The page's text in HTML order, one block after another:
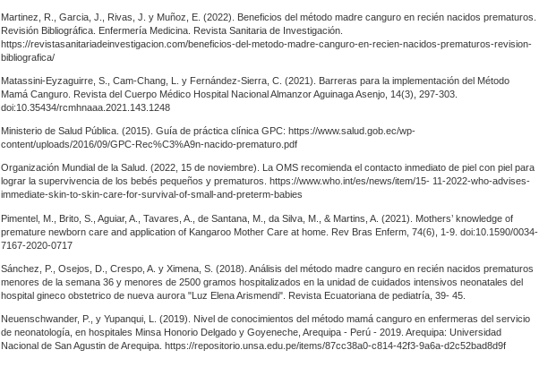
Martinez, R., Garcia, J., Rivas, J. y Muñoz, E. (2022). Beneficios del método madre canguro en recién nacidos prematuros.
Revisión Bibliográfica. Enfermería Medicina. Revista Sanitaria de Investigación.
https://revistasanitariadeinvestigacion.com/beneficios-del-metodo-madre-canguro-en-recien-nacidos-prematuros-revision-
bibliografica/
Matassini-Eyzaguirre, S., Cam-Chang, L. y Fernández-Sierra, C. (2021). Barreras para la implementación del Método
Mamá Canguro. Revista del Cuerpo Médico Hospital Nacional Almanzor Aguinaga Asenjo, 14(3), 297-303.
doi:10.35434/rcmhnaaa.2021.143.1248
Ministerio de Salud Pública. (2015). Guía de práctica clínica GPC: https://www.salud.gob.ec/wp-
content/uploads/2016/09/GPC-Rec%C3%A9n-nacido-prematuro.pdf
Organización Mundial de la Salud. (2022, 15 de noviembre). La OMS recomienda el contacto inmediato de piel con piel para
lograr la supervivencia de los bebés pequeños y prematuros. https://www.who.int/es/news/item/15- 11-2022-who-advises-
immediate-skin-to-skin-care-for-survival-of-small-and-preterm-babies
Pimentel, M., Brito, S., Aguiar, A., Tavares, A., de Santana, M., da Silva, M., & Martins, A. (2021). Mothers’ knowledge of
premature newborn care and application of Kangaroo Mother Care at home. Rev Bras Enferm, 74(6), 1-9. doi:10.1590/0034-
7167-2020-0717
Sánchez, P., Osejos, D., Crespo, A. y Ximena, S. (2018). Análisis del método madre canguro en recién nacidos prematuros
menores de la semana 36 y menores de 2500 gramos hospitalizados en la unidad de cuidados intensivos neonatales del
hospital gineco obstetrico de nueva aurora "Luz Elena Arismendi". Revista Ecuatoriana de pediatría, 39- 45.
Neuenschwander, P., y Yupanqui, L. (2019). Nivel de conocimientos del método mamá canguro en enfermeras del servicio
de neonatología, en hospitales Minsa Honorio Delgado y Goyeneche, Arequipa - Perú - 2019. Arequipa: Universidad
Nacional de San Agustin de Arequipa. https://repositorio.unsa.edu.pe/items/87cc38a0-c814-42f3-9a6a-d2c52bad8d9f